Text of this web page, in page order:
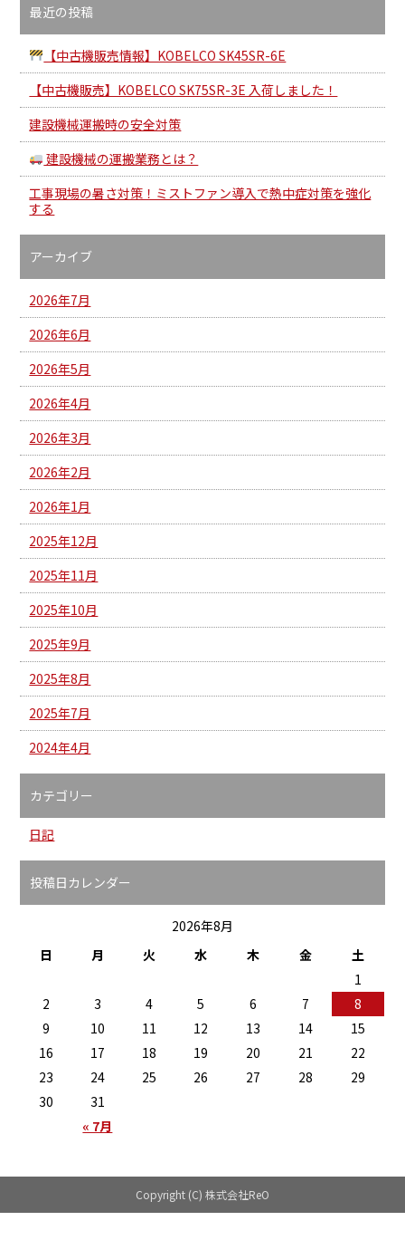
最近の投稿
【中古機販売情報】KOBELCO SK45SR-6E
【中古機販売】KOBELCO SK75SR-3E 入荷しました！
建設機械運搬時の安全対策
建設機械の運搬業務とは？
工事現場の暑さ対策！ミストファン導入で熱中症対策を強化
する
アーカイブ
2026年7月
2026年6月
2026年5月
2026年4月
2026年3月
2026年2月
2026年1月
2025年12月
2025年11月
2025年10月
2025年9月
2025年8月
2025年7月
2024年4月
カテゴリー
日記
投稿日カレンダー
2026年8月
日
月 火 水 木 金 土
« 7月
1
2
3 4 5 6 7
8
9
10 11 12 13 14
15
16
17 18 19 20 21
22
23
24 25 26 27 28
29
30
31
Copyright (C) 株式会社ReO